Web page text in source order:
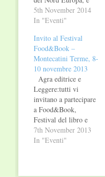
Iperborea non
mancherà con Björn
Brask. Il calendario
dei loro incontri: -
Venerdì 7 novembre,
Björn Larsson alle
ore 11 alla cerimonia
d'apertura, alle 15 al
Book Club
presenterà "Diario di
bordo di uno…
5th November 2014
In "Eventi"
Invito al Festival
Food&Book –
Montecatini Terme, 8-
10 novembre 2013
Agra editrice e
Leggere:tutti vi
invitano a partecipare
a Food&Book,
Festival del libro e
della cultura
gastronomica in
7th November 2013
In "Eventi"